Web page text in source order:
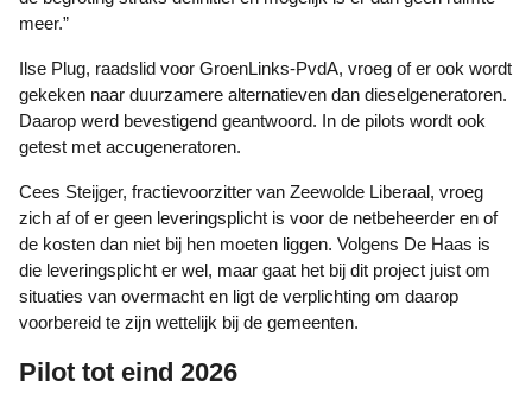
meer.”
Ilse Plug, raadslid voor GroenLinks-PvdA, vroeg of er ook wordt
gekeken naar duurzamere alternatieven dan dieselgeneratoren.
Daarop werd bevestigend geantwoord. In de pilots wordt ook
getest met accugeneratoren.
Cees Steijger, fractievoorzitter van Zeewolde Liberaal, vroeg
zich af of er geen leveringsplicht is voor de netbeheerder en of
de kosten dan niet bij hen moeten liggen. Volgens De Haas is
die leveringsplicht er wel, maar gaat het bij dit project juist om
situaties van overmacht en ligt de verplichting om daarop
voorbereid te zijn wettelijk bij de gemeenten.
Pilot tot eind 2026